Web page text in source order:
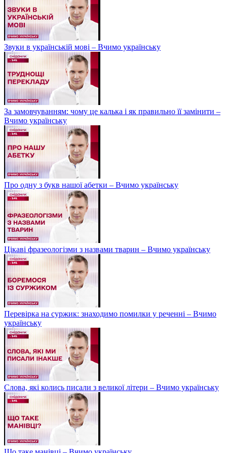
Звуки в українській мові – Вчимо українську
За замовчуванням: чому це калька і як правильно її замінити –
Вчимо українську
Про одну з букв нашої абетки – Вчимо українську
Цікаві фразеологізми з назвами тварин – Вчимо українську
Перевірка на суржик: знаходимо помилки у реченні – Вчимо
українську
Слова, які колись писали з великої літери – Вчимо українську